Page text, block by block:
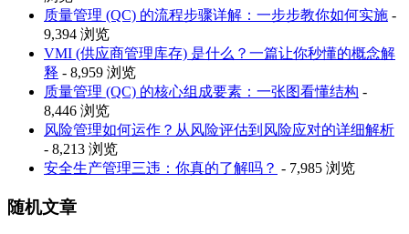
质量管理 (QC) 的流程步骤详解：一步步教你如何实施 -
9,394 浏览
VMI (供应商管理库存) 是什么？一篇让你秒懂的概念解
释 - 8,959 浏览
质量管理 (QC) 的核心组成要素：一张图看懂结构 -
8,446 浏览
风险管理如何运作？从风险评估到风险应对的详细解析
- 8,213 浏览
安全生产管理三违：你真的了解吗？ - 7,985 浏览
随机文章